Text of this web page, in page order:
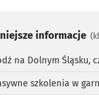
informacje
na Dolnym Śląsku,
szkolenia w